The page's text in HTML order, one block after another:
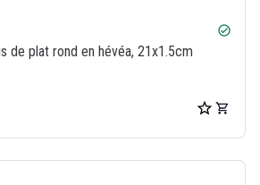
check_circle
de plat rond en hévéa, 21x1.5cm